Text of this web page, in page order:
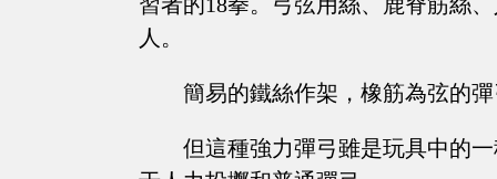
人。
簡易的鐵絲作架，橡筋為弦的
但這種強力彈弓雖是玩具中的